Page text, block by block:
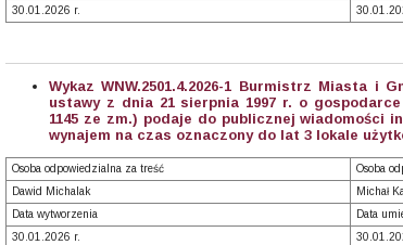
30.01.2026 r.
Wykaz WNW.2501.4.2026-1 Burmistrz Miasta
ustawy z dnia 21 sierpnia 1997 r. o
1145 ze zm.) podaje do publicznej wiadomości
wynajem na czas oznaczony do lat 3 lokale
Osoba odpowiedzialna za treść
Osoba
Dawid Michalak
Michał
Data wytworzenia
Data
30.01.2026 r.